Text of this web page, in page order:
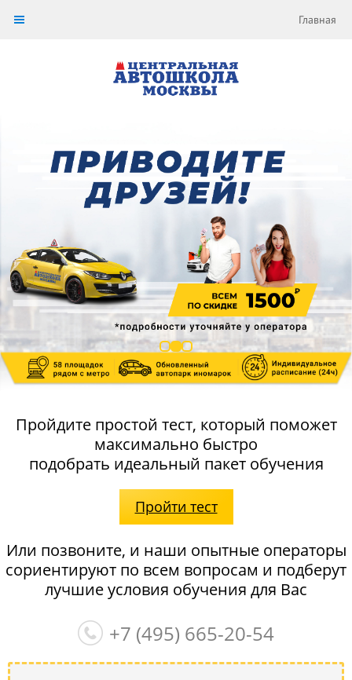
Главная
Пройдите простой тест, который поможет
максимально быстро
подобрать идеальный пакет обучения
Пройти тест
Или позвоните, и наши опытные операторы
сориентируют по всем вопросам и подберут
лучшие условия обучения для Вас
+7 (495) 665-20-54